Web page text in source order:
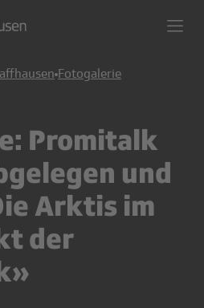
Fotogalerie
Promitalk
und
Arktis im
der